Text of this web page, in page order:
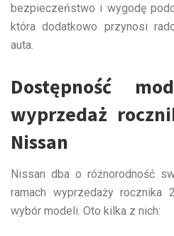
bezpieczeństwo i wygodę
która dodatkowo przynosi
auta.
Dostępność
wyprzedaż
Nissan
Nissan dba o różnorodność
ramach wyprzedaży rocznika
wybór modeli. Oto kilka z nich: